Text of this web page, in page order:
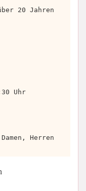
20 Jahren
Uhr
Herren